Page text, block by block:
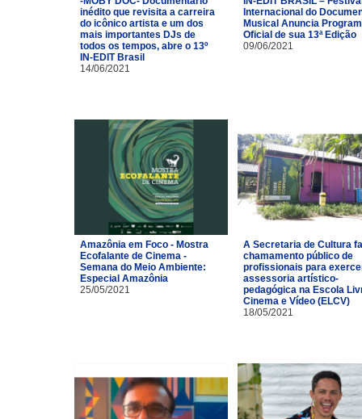
inédito que revisita a carreira
do icônico artista e um dos
mais importantes DJs de
todos os tempos, abre o 13º
IN-EDIT Brasil
14/06/2021
Internacional do
Musical Anuncia
Oficial de sua 13ª Edição
09/06/2021
Amazônia em Foco - Mostra
Ecofalante de Cinema -
Semana do Meio Ambiente:
Especial Amazônia
25/05/2021
A Secretaria de Cultura
chamamento público de
profissionais para
assessoria artístico-
pedagógica na Escola
Cinema e Vídeo (ELCV)
18/05/2021